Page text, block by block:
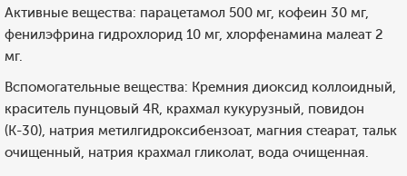
Активные вещества: парацетамол 500 мг, кофеин 30 мг,
фенилэфрина гидрохлорид 10 мг, хлорфенамина малеат 2
мг.
Вспомогательные вещества: Кремния диоксид коллоидный,
краситель пунцовый 4R, крахмал кукурузный, повидон
(К-30), натрия метилгидроксибензоат, магния стеарат, тальк
очищенный, натрия крахмал гликолат, вода очищенная.